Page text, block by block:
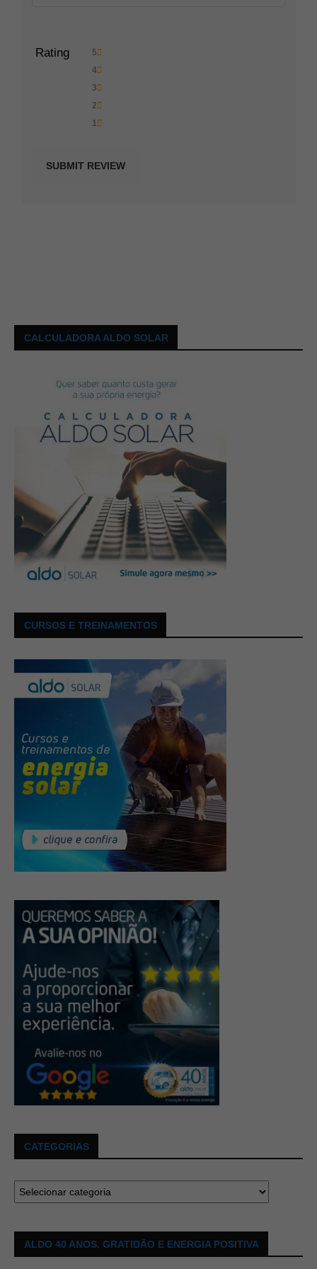
Rating
5
4
3
2
1
CALCULADORA ALDO SOLAR
CURSOS E TREINAMENTOS
CATEGORIAS
ALDO 40 ANOS. GRATIDÃO E ENERGIA POSITIVA